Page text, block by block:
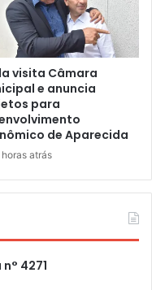
visita Câmara
e anuncia
para
de Aparecida
atrás
4271